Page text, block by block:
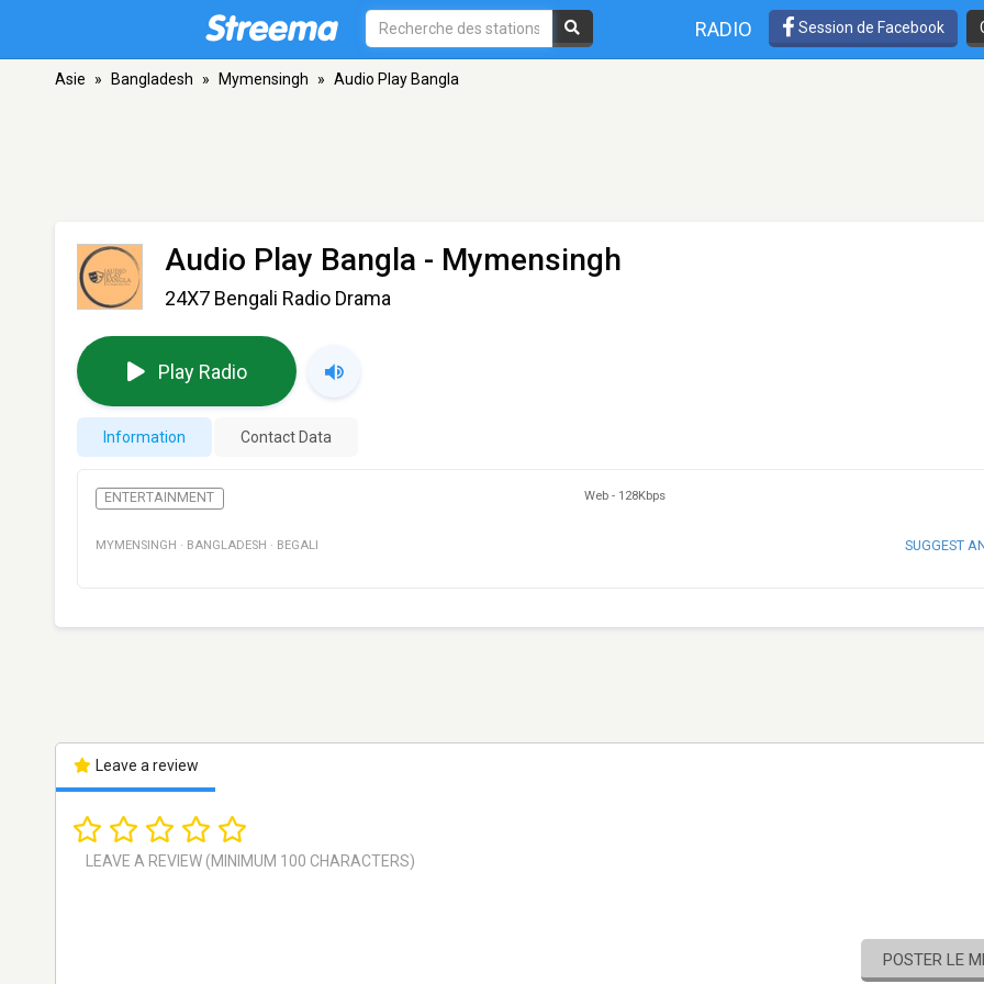
RADIO Session de Facebook
Asie » Bangladesh » Mymensingh » Audio Play Bangla
Audio Play Bangla - Mymensingh
24X7 Bengali Radio Drama
Play Radio
Information Contact Data
ENTERTAINMENT Web - 128Kbps
MYMENSINGH · BANGLADESH · BEGALI SUGGEST
Leave a review
POSTER LE